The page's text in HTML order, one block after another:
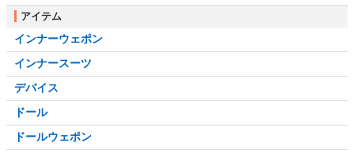
アイテム
インナーウェポン
インナースーツ
デバイス
ドール
ドールウェポン